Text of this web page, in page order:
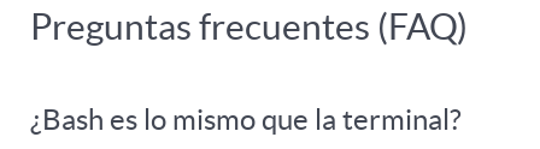
Preguntas frecuentes (FAQ)
¿Bash es lo mismo que la terminal?